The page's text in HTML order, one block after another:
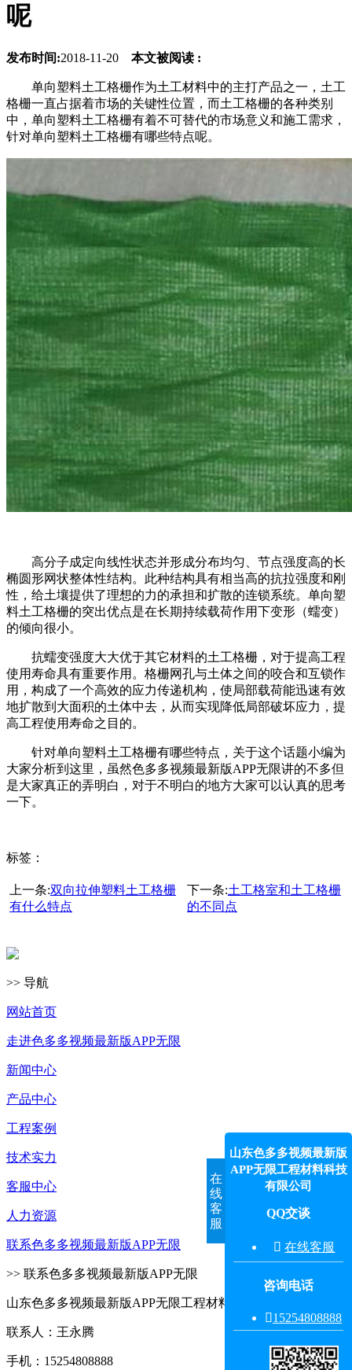
呢
发布时间:2018-11-20 本文被阅读 :
单向塑料土工格栅作为土工材料中的主打产品之一，土工
格栅一直占据着市场的关键性位置，而土工格栅的各种类别
中，单向塑料土工格栅有着不可替代的市场意义和施工需求，
针对单向塑料土工格栅有哪些特点呢。
高分子成定向线性状态并形成分布均匀、节点强度高的长
椭圆形网状整体性结构。此种结构具有相当高的抗拉强度和刚
性，给土壤提供了理想的力的承担和扩散的连锁系统。单向塑
料土工格栅的突出优点是在长期持续载荷作用下变形（蠕变）
的倾向很小。
抗蠕变强度大大优于其它材料的土工格栅，对于提高工程
使用寿命具有重要作用。格栅网孔与土体之间的咬合和互锁作
用，构成了一个高效的应力传递机构，使局部载荷能迅速有效
地扩散到大面积的土体中去，从而实现降低局部破坏应力，提
高工程使用寿命之目的。
针对单向塑料土工格栅有哪些特点，关于这个话题小编为
大家分析到这里，虽然色多多视频最新版APP无限讲的不多但
是大家真正的弄明白，对于不明白的地方大家可以认真的思考
一下。
标签：
上一条:双向拉伸塑料土工格栅
有什么特点
下一条:土工格室和土工格栅
的不同点
>> 导航
网站首页
走进色多多视频最新版APP无限
新闻中心
产品中心
工程案例
技术实力
客服中心
人力资源
联系色多多视频最新版APP无限
>> 联系色多多视频最新版APP无限
山东色多多视频最新版APP无限工程材料科技有限公司
联系人：王永腾
手机：15254808888
在
线
客
服
山东色多多视频最新版
APP无限工程材料科技
有限公司
QQ交谈
 在线客服
咨询电话
15254808888‬